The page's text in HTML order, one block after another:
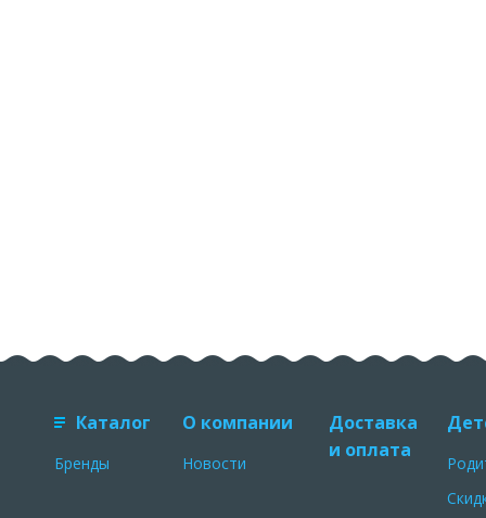
Каталог
Бренды
О компании
Новости
Доставка
и оплата